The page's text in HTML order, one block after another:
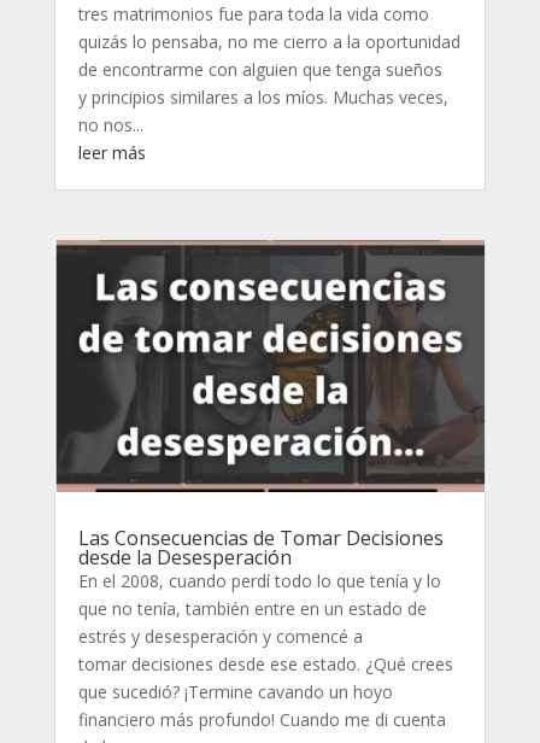
tres matrimonios fue para toda la vida como
quizás lo pensaba, no me cierro a la oportunidad
de encontrarme con alguien que tenga sueños
y principios similares a los míos. Muchas veces,
no nos...
leer más
Las Consecuencias de Tomar Decisiones
desde la Desesperación
En el 2008, cuando perdí todo lo que tenía y lo
que no tenía, también entre en un estado de
estrés y desesperación y comencé a
tomar decisiones desde ese estado. ¿Qué crees
que sucedió? ¡Termine cavando un hoyo
financiero más profundo! Cuando me di cuenta